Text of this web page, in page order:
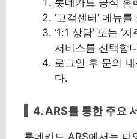
‘고객센터’ 메뉴
‘1:1 상담’ 또는 ‘
서비스를 선택합
로그인 후 문의
다.
4. ARS를 통한 주요
롯데카드 ARS에서는 다